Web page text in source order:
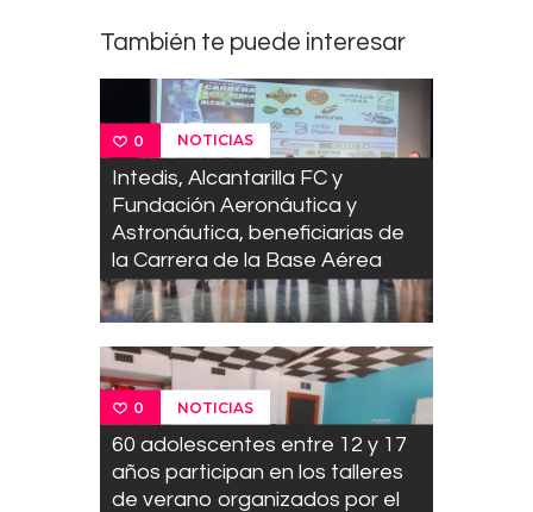
También te puede interesar
0 NOTICIAS
Intedis, Alcantarilla FC y
Fundación Aeronáutica y
Astronáutica, beneficiarias de
la Carrera de la Base Aérea
0 NOTICIAS
60 adolescentes entre 12 y 17
años participan en los talleres
de verano organizados por el